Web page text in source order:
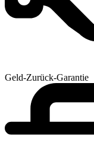
Geld-Zurück-Garantie